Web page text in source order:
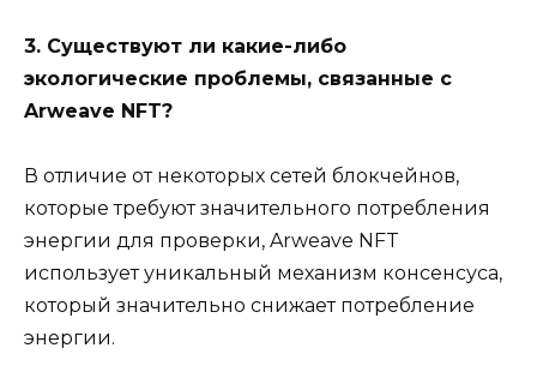
3. Существуют ли какие-либо
экологические проблемы, связанные с
Arweave NFT?
В отличие от некоторых сетей блокчейнов,
которые требуют значительного потребления
энергии для проверки, Arweave NFT
использует уникальный механизм консенсуса,
который значительно снижает потребление
энергии.